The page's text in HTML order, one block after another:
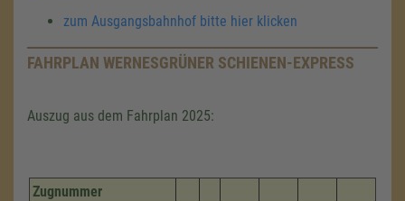
zum Ausgangsbahnhof bitte hier klicken
FAHRPLAN WERNESGRÜNER SCHIENEN-EXPRESS
Auszug aus dem Fahrplan 2025:
Zugnummer